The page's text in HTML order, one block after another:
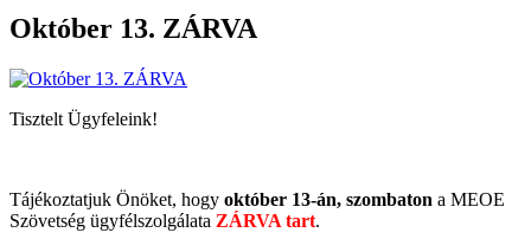
Október 13. ZÁRVA
Tisztelt Ügyfeleink!
Tájékoztatjuk Önöket, hogy október 13-án, szombaton a MEOE
Szövetség ügyfélszolgálata ZÁRVA tart.